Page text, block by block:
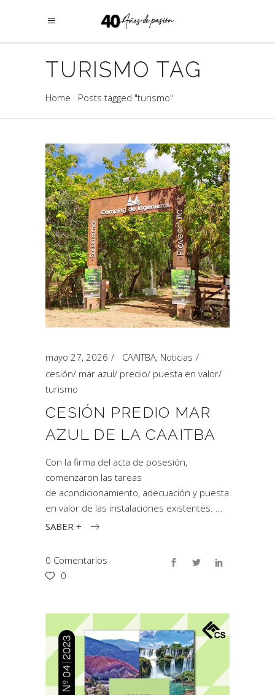
TURISMO TAG
Home Posts tagged "turismo"
mayo 27, 2026 CAAITBA, Noticias
cesión/ mar azul/ predio/ puesta en valor/
turismo
CESIÓN PREDIO MAR
AZUL DE LA CAAITBA
Con la firma del acta de posesión,
comenzaron las tareas
de acondicionamiento, adecuación y puesta
en valor de las instalaciones existentes.
SABER +
0 Comentarios
0